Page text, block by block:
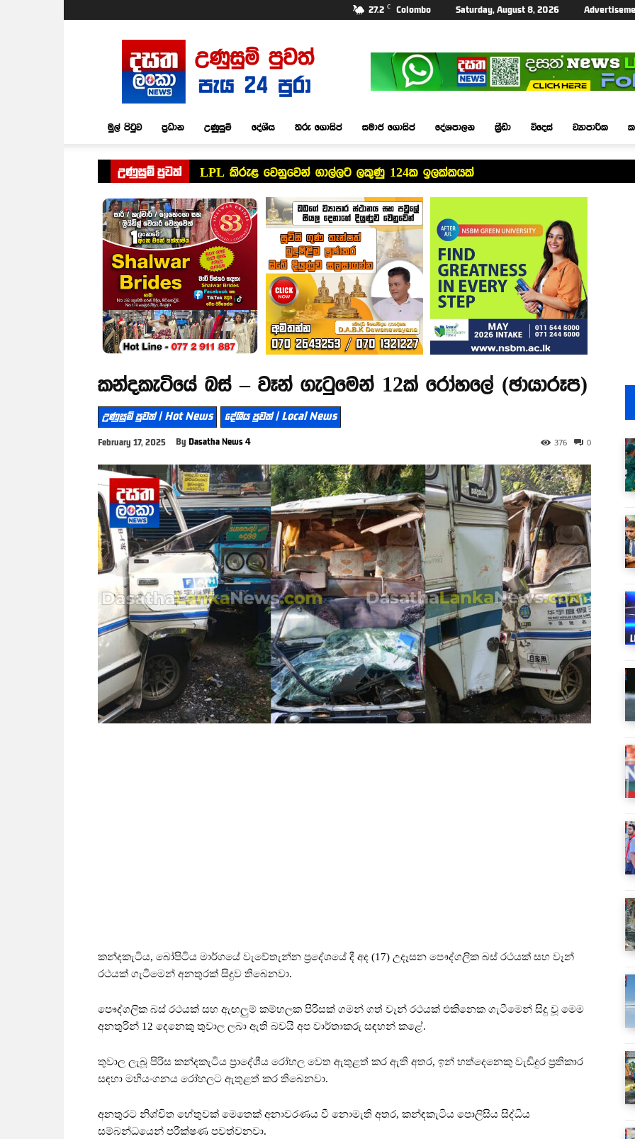
27.2 C Colombo Saturday, August 8, 2026
Dasatha
Lanka
News
මුල් පිටුව ප්‍රධාන උණුසුම් දේශීය තරු ගොසිප් සමාජ ගොසිප් දේශපාලන ක්‍රීඩා විදෙස් ව්‍යාපාරික
උණුසුම් පුවත් LPL කිරුළ වෙනුවෙන් ගාල්ලට ලකුණු 124ක ඉලක්කයක්
කන්දකැටියේ බස් – වෑන් ගැටුමෙන් 12ක් රෝහලේ (ඡායාරූප)
උණුසුම් පුවත් | Hot News දේශීය පුවත් | Local News
February 17, 2025 By Dasatha News 4 0
376
කන්දකැටිය, බෝපිටිය මාර්ගයේ වැවේතැන්න ප්‍රදේශයේ දී අද (17) උදෑසන පෞද්ගලික බස් රථයක් සහ වෑන්
රථයක් ගැටීමෙන් අනතුරක් සිදුව තිබෙනවා.
පෞද්ගලික බස් රථයක් සහ ඇඟලුම් කම්හලක පිරිසක් ගමන් ගත් වෑන් රථයක් එකිනෙක ගැටීමෙන් සිදු වූ මෙම
අනතුරින් 12 දෙනෙකු තුවාල ලබා ඇති බවයි අප වාර්තාකරු සඳහන් කළේ.
තුවාල ලැබූ පිරිස කන්දකැටිය ප්‍රාදේශීය රෝහල වෙත ඇතුළත් කර ඇති අතර, ඉන් හත්දෙනෙකු වැඩිදුර ප්‍රතිකාර
සඳහා මහියංගනය රෝහලට ඇතුළත් කර තිබෙනවා.
අනතුරට නිශ්චිත හේතුවක් මෙතෙක් අනාවරණය වී නොමැති අතර, කන්ඳකැටිය පොලිසිය සිද්ධිය
සම්බන්ධයෙන් පරීක්ෂණ පවත්වනවා.